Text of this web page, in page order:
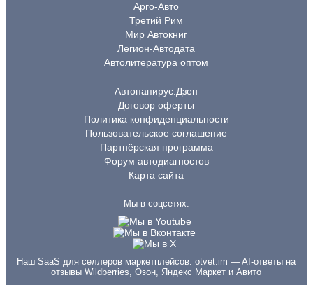
Арго-Авто
Третий Рим
Мир Автокниг
Легион-Автодата
Автолитература оптом
Автопапирус.Дзен
Договор оферты
Политика конфиденциальности
Пользовательское соглашение
Партнёрская программа
Форум автодиагностов
Карта сайта
Мы в соцсетях:
Наш SaaS для селлеров маркетплейсов:otvet.im — AI-ответы на
отзывы Wildberries, Озон, Яндекс Маркет и Авито